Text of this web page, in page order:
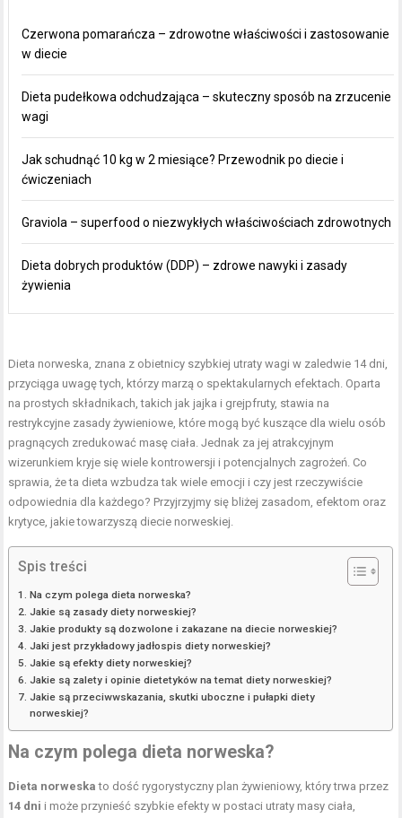
Czerwona pomarańcza – zdrowotne właściwości i zastosowanie
w diecie
Dieta pudełkowa odchudzająca – skuteczny sposób na zrzucenie
wagi
Jak schudnąć 10 kg w 2 miesiące? Przewodnik po diecie i
ćwiczeniach
Graviola – superfood o niezwykłych właściwościach zdrowotnych
Dieta dobrych produktów (DDP) – zdrowe nawyki i zasady
żywienia
Dieta norweska, znana z obietnicy szybkiej utraty wagi w zaledwie 14 dni,
przyciąga uwagę tych, którzy marzą o spektakularnych efektach. Oparta
na prostych składnikach, takich jak jajka i grejpfruty, stawia na
restrykcyjne zasady żywieniowe, które mogą być kuszące dla wielu osób
pragnących zredukować masę ciała. Jednak za jej atrakcyjnym
wizerunkiem kryje się wiele kontrowersji i potencjalnych zagrożeń. Co
sprawia, że ta dieta wzbudza tak wiele emocji i czy jest rzeczywiście
odpowiednia dla każdego? Przyjrzyjmy się bliżej zasadom, efektom oraz
krytyce, jakie towarzyszą diecie norweskiej.
Spis treści
Na czym polega dieta norweska?
Jakie są zasady diety norweskiej?
Jakie produkty są dozwolone i zakazane na diecie norweskiej?
Jaki jest przykładowy jadłospis diety norweskiej?
Jakie są efekty diety norweskiej?
Jakie są zalety i opinie dietetyków na temat diety norweskiej?
Jakie są przeciwwskazania, skutki uboczne i pułapki diety
norweskiej?
Na czym polega dieta norweska?
Dieta norweska to dość rygorystyczny plan żywieniowy, który trwa przez
14 dni i może przynieść szybkie efekty w postaci utraty masy ciała,